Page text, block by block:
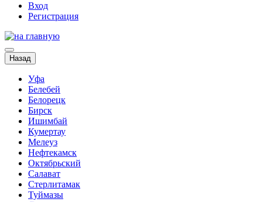
Вход
Регистрация
Назад
Уфа
Белебей
Белорецк
Бирск
Ишимбай
Кумертау
Мелеуз
Нефтекамск
Октябрьский
Салават
Стерлитамак
Туймазы